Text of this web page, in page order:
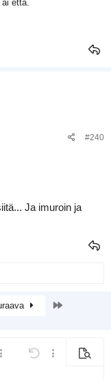
että.
#240
Ja imuroin ja
vaihtoehtoja...
KumoaLisää